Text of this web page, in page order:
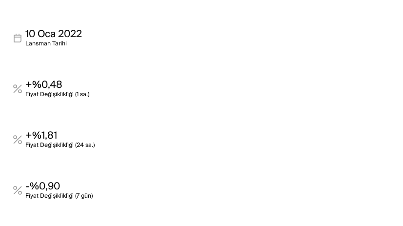
10 Oca 2022
Lansman Tarihi
+%0,48
Fi̇yat Deği̇şi̇kli̇kli̇ği̇ (1 sa.)
+%1,81
Fi̇yat Deği̇şi̇kli̇kli̇ği̇ (24 sa.)
-%0,90
Fi̇yat Deği̇şi̇kli̇kli̇ği̇ (7 gün)